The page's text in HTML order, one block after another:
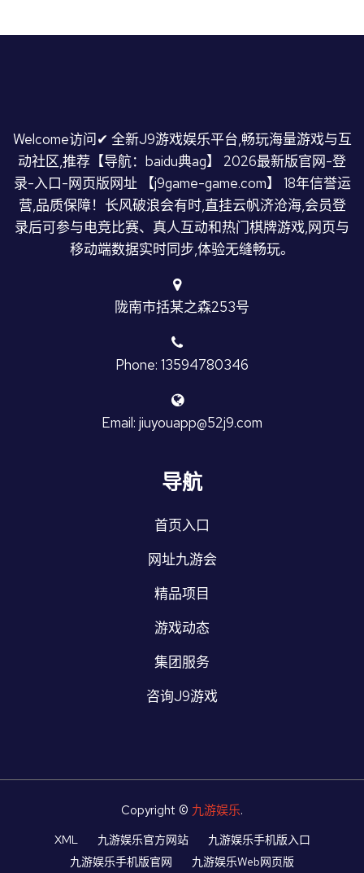
Welcome访问✔ 全新J9游戏娱乐平台,畅玩海量游戏与互
动社区,推荐【导航：baidu典ag】 2026最新版官网-登
录-入口-网页版网址 【j9game-game.com】 18年信誉运
营,品质保障！长风破浪会有时,直挂云帆济沧海,会员登
录后可参与电竞比赛、真人互动和热门棋牌游戏,网页与
移动端数据实时同步,体验无缝畅玩。
陇南市括某之森253号
Phone: 13594780346
Email: jiuyouapp@52j9.com
导航
首页入口
网址九游会
精品项目
游戏动态
集团服务
咨询J9游戏
Copyright © 九游娱乐.
XML 九游娱乐官方网站
九游娱乐手机版入口
九游娱乐手机版官网
九游娱乐Web网页版